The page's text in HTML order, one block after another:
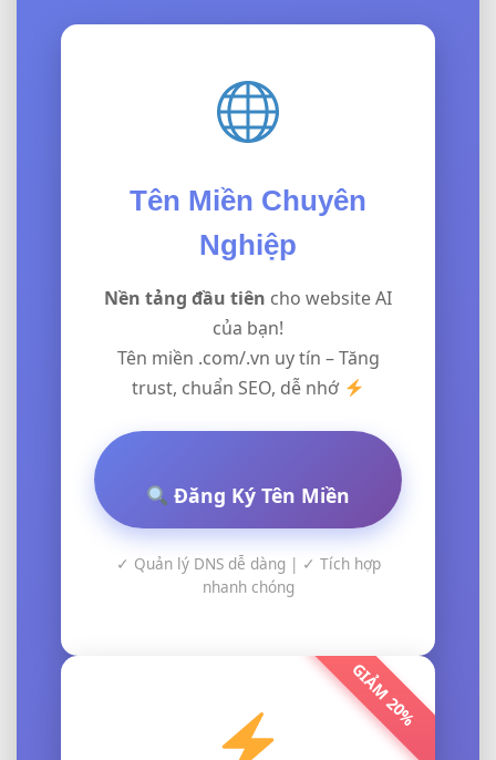
Tên Miền Chuyên
Nghiệp
Nền tảng đầu tiên cho website AI
của bạn!
Tên miền .com/.vn uy tín – Tăng
trust, chuẩn SEO, dễ nhớ
Đăng Ký Tên Miền
✓ Quản lý DNS dễ dàng | ✓ Tích hợp
nhanh chóng
GIẢM 20%